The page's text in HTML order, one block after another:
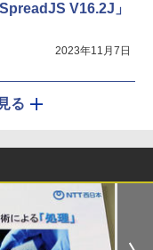
V16.2J」
2023年11月7日
る